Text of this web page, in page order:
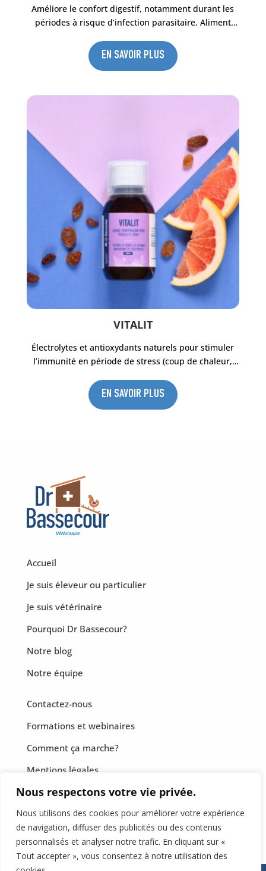
Nous respectons votre vie privée.
Nous utilisons des cookies pour améliorer votre expérience
de navigation, diffuser des publicités ou des contenus
personnalisés et analyser notre trafic. En cliquant sur «
Tout accepter », vous consentez à notre utilisation des
Améliore le confort digestif, notamment durant les
périodes à risque d’infection parasitaire. Aliment
volailles à base d’extraits de plantes et d’huiles
essentielles naturelles. Utilisable en Agriculture
EN SAVOIR PLUS
VITALIT
Électrolytes et antioxydants naturels pour stimuler
l’immunité en période de stress (coup de chaleur,
Aliment complémentaire pour poules, pigeons,
lapins et volailles à base d’extraits de plantes, de
EN SAVOIR PLUS
Accueil
Je suis éleveur ou particulier
Je suis vétérinaire
Pourquoi Dr Bassecour?
Notre blog
Notre équipe
Contactez-nous
Formations et webinaires
Comment ça marche?
Mentions légales
CGF
Politique de confidentialité